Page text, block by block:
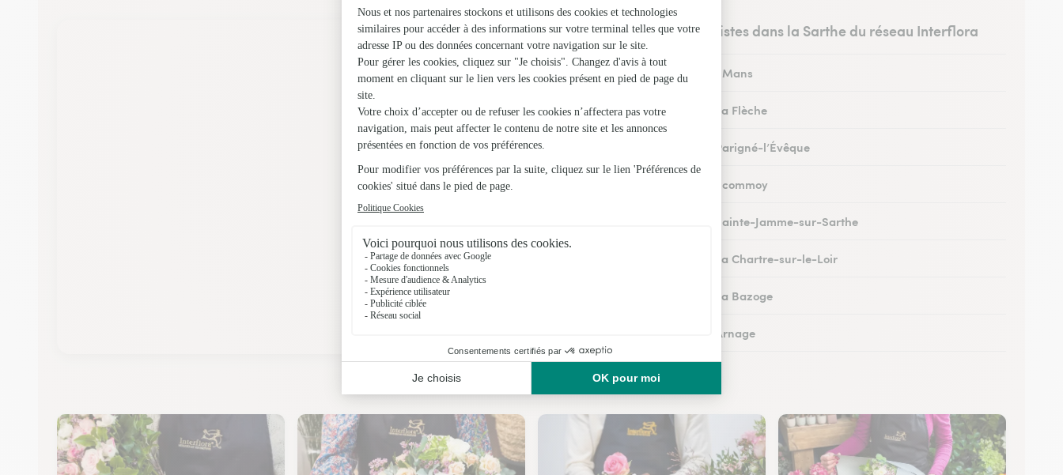
Les fleuristes dans la Sarthe du réseau Interflora
Fleuristes au Mans
Fleuristes à La Flèche
Fleuristes à Parigné-l’Évêque
Fleuristes à Écommoy
Fleuristes à Sainte-Jamme-sur-Sarthe
Fleuristes à La Chartre-sur-le-Loir
Fleuristes à La Bazoge
Fleuristes à Arnage
Nos fleuristes à Viré-en-Champagne